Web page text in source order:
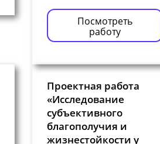
Посмотреть
работу
Проектная работа
«Исследование
субъективного
благополучия и
жизнестойкости у